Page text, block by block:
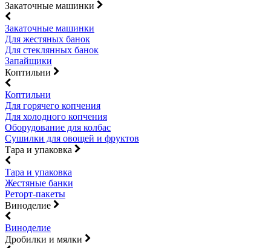
Закаточные машинки
Закаточные машинки
Для жестяных банок
Для стеклянных банок
Запайщики
Коптильни
Коптильни
Для горячего копчения
Для холодного копчения
Оборудование для колбас
Сушилки для овощей и фруктов
Тара и упаковка
Тара и упаковка
Жестяные банки
Реторт-пакеты
Виноделие
Виноделие
Дробилки и мялки